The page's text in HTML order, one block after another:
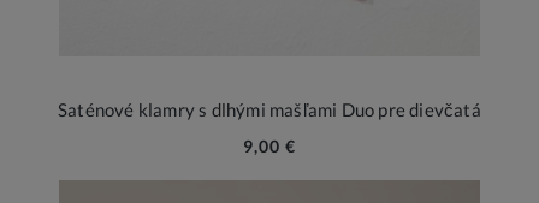
Saténové klamry s dlhými mašľami Duo pre dievčatá
9,00 €